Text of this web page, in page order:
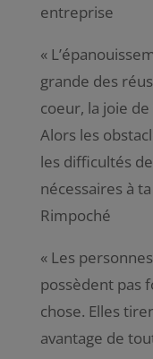
entreprise
«
grande des
coeur, la joie
Alors les
les difficultés
nécessaires à
Rimpoché
« Les
possèdent pas
chose. Elles
avantage de